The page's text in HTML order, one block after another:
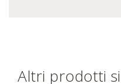
Altri prodotti